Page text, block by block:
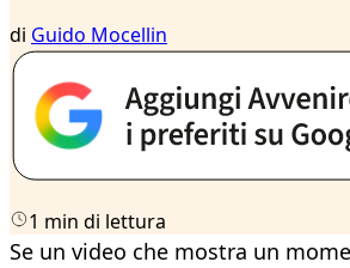
di Guido Mocellin
1 min di lettura
Se un video che mostra un